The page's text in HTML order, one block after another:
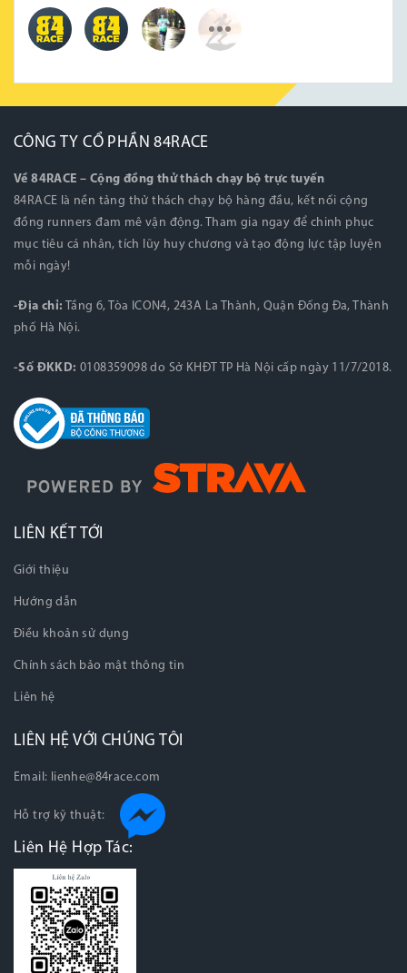
CÔNG TY CỔ PHẦN 84RACE
Về 84RACE – Cộng đồng thử thách chạy bộ trực tuyến
84RACE là nền tảng thử thách chạy bộ hàng đầu, kết nối cộng
đồng runners đam mê vận động. Tham gia ngay để chinh phục
mục tiêu cá nhân, tích lũy huy chương và tạo động lực tập luyện
mỗi ngày!
-Địa chỉ: Tầng 6, Tòa ICON4, 243A La Thành, Quận Đống Đa, Thành
phố Hà Nội.
-Số ĐKKD: 0108359098 do Sở KHĐT TP Hà Nội cấp ngày 11/7/2018.
LIÊN KẾT TỚI
Giới thiệu
Hướng dẫn
Điều khoản sử dụng
Chính sách bảo mật thông tin
Liên hệ
LIÊN HỆ VỚI CHÚNG TÔI
Email: lienhe@84race.com
Hỗ trợ kỹ thuật:
Liên Hệ Hợp Tác: